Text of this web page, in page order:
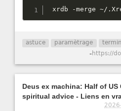
xrdb -merge ~/ .
astuce paramètrage
-https://
Deus ex machina: Half of
spiritual advice - Liens en